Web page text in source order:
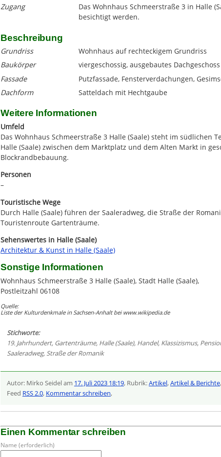
Zugang
Das Wohnhaus Schmeerstraße 3 in Halle
besichtigt werden.
Beschreibung
Grundriss
Wohnhaus auf rechteckigem Grundriss
Baukörper
viergeschossig, ausgebautes Dachgeschoss
Fassade
Putzfassade, Fensterverdachungen,
Dachform
Satteldach mit Hechtgaube
Weitere Informationen
Umfeld
Das Wohnhaus Schmeerstraße 3 Halle (Saale) steht im südlichen
Halle (Saale) zwischen dem Marktplatz und dem Alten Markt in
Blockrandbebauung.
Personen
–
Touristische Wege
Durch Halle (Saale) führen der Saaleradweg, die Straße der
Touristenroute Gartenträume.
Sehenswertes in Halle (Saale)
Architektur & Kunst in Halle (Saale)
Sonstige Informationen
Wohnhaus Schmeerstraße 3 Halle (Saale), Stadt Halle (Saale),
Postleitzahl 06108
Quelle:
Liste der Kulturdenkmale in Sachsen-Anhalt bei www.wikipedia.de
Stichworte:
19. Jahrhundert, Gartenträume, Halle (Saale), Handel, Klassizismus,
Saaleradweg, Straße der Romanik
Autor: Mirko Seidel am 17. Juli 2023 18:19, Rubrik:Artikel,Artikel & Berichte
Feed RSS 2.0, Kommentar schreiben,
Einen Kommentar schreiben
Name (erforderlich)